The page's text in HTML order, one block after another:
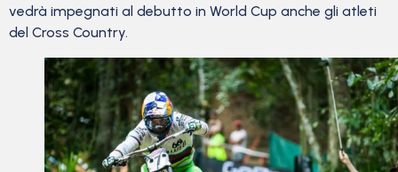
vedrà impegnati al debutto in World Cup anche gli atleti
del Cross Country.